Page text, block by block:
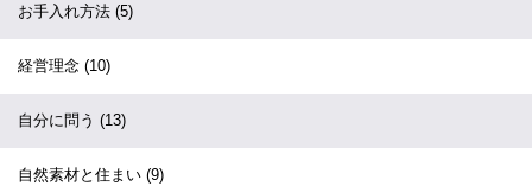
お手入れ方法 (5)
経営理念 (10)
自分に問う (13)
自然素材と住まい (9)